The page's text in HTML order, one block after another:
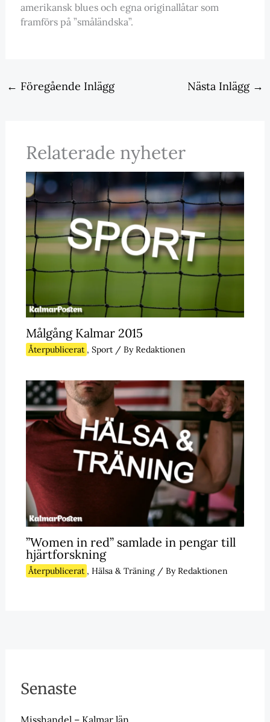
amerikansk blues och egna originallåtar som
framförs på ”småländska”.
← Föregående Inlägg Nästa Inlägg →
Relaterade nyheter
Målgång Kalmar 2015
Återpublicerat , Sport/ ByRedaktionen
”Women in red” samlade in pengar till
hjärtforskning
Återpublicerat , Hälsa & Träning/ ByRedaktionen
Senaste
Misshandel – Kalmar län